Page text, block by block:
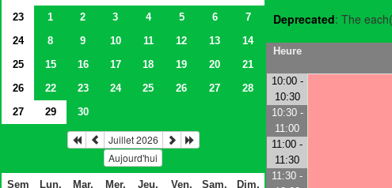
23
1 2 3 4 5 6
7
24
8 9 10 11 12 13
14
25
15 16 17 18 19 20
21
26
22 23 24 25 26 27
28
27
29 30
Juillet 2026
Aujourd'hui
Sem Lun. Mar. Mer. Jeu. Ven. Sam.
Dim.
Deprecated: The
Heure
10:00 -
10:30
10:30 -
11:00
11:00 -
11:30
11:30 -